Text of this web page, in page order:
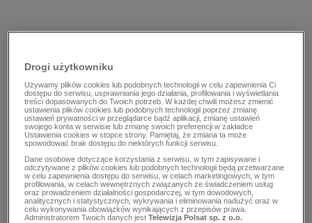
Drogi użytkowniku
Używamy plików cookies lub podobnych technologii w celu zapewnienia Ci
dostępu do serwisu, usprawniania jego działania, profilowania i wyświetlania
treści dopasowanych do Twoich potrzeb. W każdej chwili możesz zmienić
ustawienia plików cookies lub podobnych technologii poprzez zmianę
ustawień prywatności w przeglądarce bądź aplikacji, zmianę ustawień
swojego konta w serwisie lub zmianę swoich preferencji w zakładce
Ustawienia cookies w stopce strony. Pamiętaj, że zmiana ta może
spowodować brak dostępu do niektórych funkcji serwisu.
Dane osobowe dotyczące korzystania z serwisu, w tym zapisywane i
odczytywane z plików cookies lub podobnych technologii będą przetwarzane
w celu zapewnienia dostępu do serwisu, w celach marketingowych, w tym
profilowania, w celach wewnętrznych związanych ze świadczeniem usług
oraz prowadzeniem działalności gospodarczej, w tym dowodowych,
analitycznych i statystycznych, wykrywania i eliminowania nadużyć oraz w
celu wykonywania obowiązków wynikających z przepisów prawa.
Administratorem Twoich danych jestTelewizja Polsat sp. z o.o.